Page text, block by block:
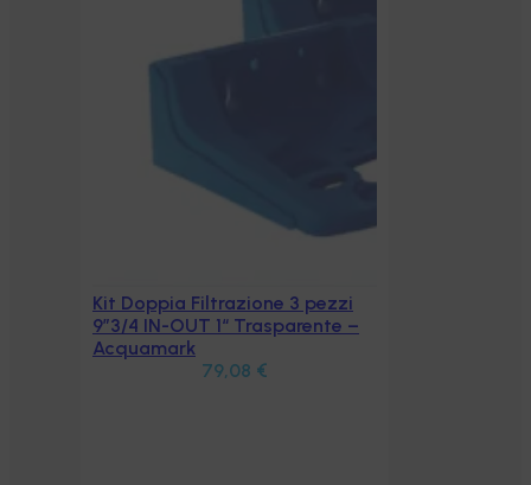
Aggiungi al carrello
Kit Doppia Filtrazione 3 pezzi
9”3/4 IN-OUT 1“ Trasparente –
Acquamark
79,08 €